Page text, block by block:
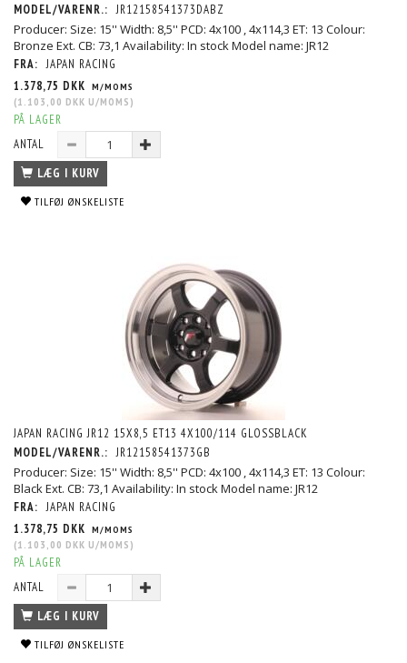
MODEL/VARENR.: JR12158541373DABZ
Producer: Size: 15'' Width: 8,5'' PCD: 4x100 , 4x114,3 ET: 13 Colour:
Bronze Ext. CB: 73,1 Availability: In stock Model name: JR12
FRA: JAPAN RACING
1.378,75 DKK M/MOMS
(1.103,00 DKK U/MOMS )
PÅ LAGER
ANTAL
LÆG I KURV
TILFØJ ØNSKELISTE
JAPAN RACING JR12 15X8,5 ET13 4X100/114 GLOSSBLACK
MODEL/VARENR.: JR12158541373GB
Producer: Size: 15'' Width: 8,5'' PCD: 4x100 , 4x114,3 ET: 13 Colour:
Black Ext. CB: 73,1 Availability: In stock Model name: JR12
FRA: JAPAN RACING
1.378,75 DKK M/MOMS
(1.103,00 DKK U/MOMS )
PÅ LAGER
ANTAL
LÆG I KURV
TILFØJ ØNSKELISTE